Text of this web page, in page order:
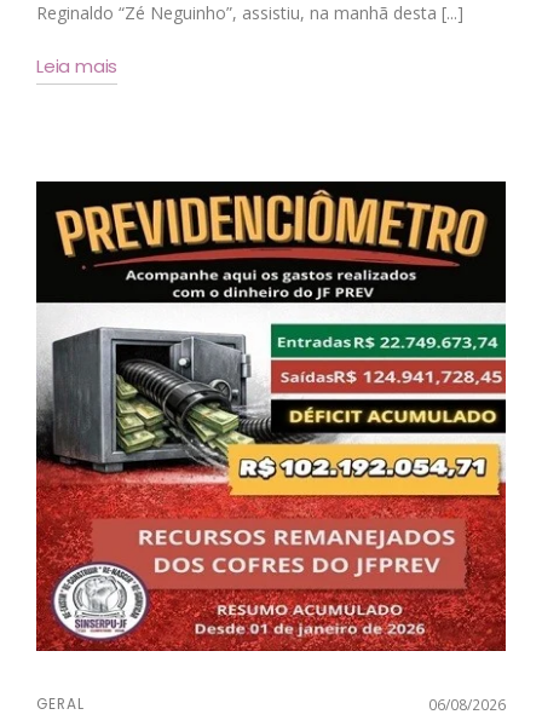
Reginaldo “Zé Neguinho”, assistiu, na manhã desta [...]
Leia mais
GERAL 06/08/2026